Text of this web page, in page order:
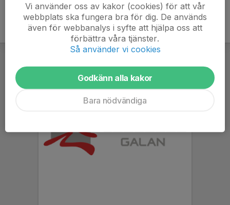
Vi använder oss av kakor (cookies) för att vår
webbplats ska fungera bra för dig. De används
även för webbanalys i syfte att hjälpa oss att
förbättra våra tjänster.
Så använder vi cookies
Godkänn alla kakor
Bara nödvändiga